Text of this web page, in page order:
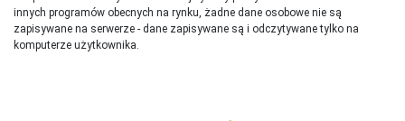
innych programów obecnych na rynku, żadne dane osobowe nie są
zapisywane na serwerze - dane zapisywane są i odczytywane tylko na
komputerze użytkownika.